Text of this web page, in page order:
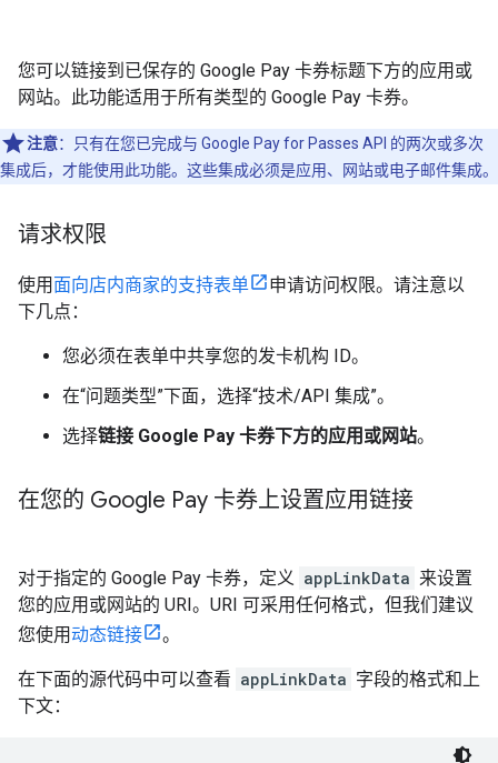
您可以链接到已保存的 Google Pay 卡券标题下方的应用或
网站。此功能适用于所有类型的 Google Pay 卡券。
注意：只有在您已完成与 Google Pay for Passes API 的两次或多次
集成后，才能使用此功能。这些集成必须是应用、网站或电子邮件集成。
请求权限
使用 面向店内商家的支持表单
申请访问权限。请注意以
下几点：
您必须在表单中共享您的发卡机构 ID。
在“问题类型”下面，选择“技术/API 集成”。
选择链接 Google Pay 卡券下方的应用或网站。
在您的 Google Pay 卡券上设置应用链接
对于指定的 Google Pay 卡券，定义 appLinkData 来设置
您的应用或网站的 URI。URI 可采用任何格式，但我们建议
您使用动态链接 。
在下面的源代码中可以查看 appLinkData 字段的格式和上
下文：